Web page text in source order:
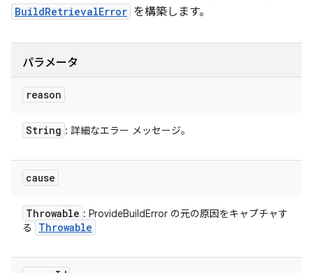
BuildRetrievalError を構築します。
パラメータ
reason
String : 詳細なエラー メッセージ。
cause
Throwable : ProvideBuildError の元の原因をキャプチャす
る
Throwable